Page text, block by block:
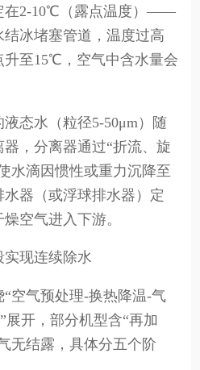
在2-10℃（露点温度）——
冰堵塞管道，温度过高
升至15℃，空气中含水量会
态水（粒径5-50μm）随
，分离器通过“折流、旋
水滴因惯性或重力沉降至
器（或浮球排水器）定
空气进入下游。
现连续除水
空气预处理-换热降温-气
开，部分机型含“再加
无结露，具体分五个阶